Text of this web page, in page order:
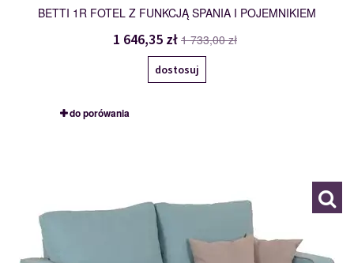
BETTI 1R FOTEL Z FUNKCJĄ SPANIA I POJEMNIKIEM
1 646,35 zł 1 733,00 zł
dostosuj
do porówania